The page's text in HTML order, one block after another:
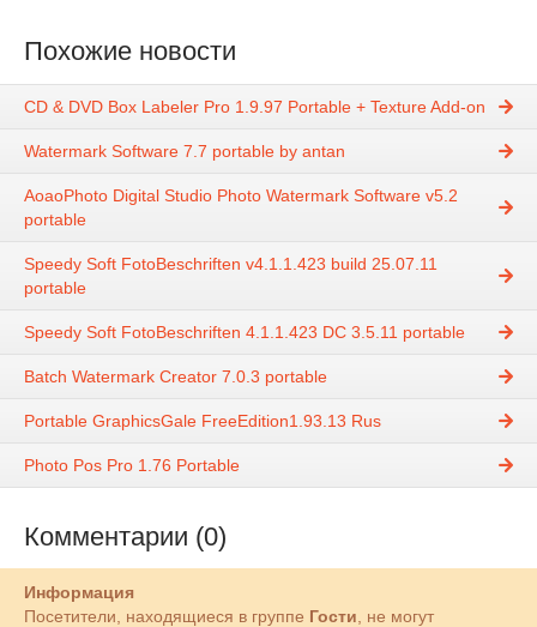
Похожие новости
CD & DVD Box Labeler Pro 1.9.97 Portable + Texture Add-on
Watermark Software 7.7 portable by antan
AoaoPhoto Digital Studio Photo Watermark Software v5.2
portable
Speedy Soft FotoBeschriften v4.1.1.423 build 25.07.11
portable
Speedy Soft FotoBeschriften 4.1.1.423 DC 3.5.11 portable
Batch Watermark Creator 7.0.3 portable
Portable GraphicsGale FreeEdition1.93.13 Rus
Photo Pos Pro 1.76 Portable
Комментарии (0)
Информация
Посетители, находящиеся в группе Гости , не могут